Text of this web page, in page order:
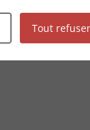
Tout refuser